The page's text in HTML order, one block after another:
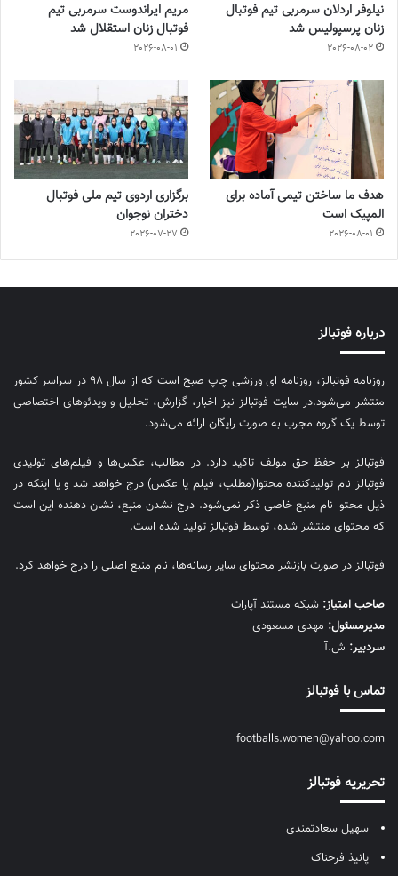
نیلوفر اردلان سرمربی تیم فوتبال
زنان پرسپولیس شد
2026-08-02
مریم ایراندوست سرمربی تیم
فوتبال زنان استقلال شد
2026-08-01
هدف ما ساختن تیمی آماده برای
المپیک است
2026-08-01
برگزاری اردوی تیم ملی فوتبال
دختران نوجوان
2026-07-27
درباره فوتبالز
روزنامه فوتبالز، روزنامه ای ورزشی چاپ صبح است که از سال ۹۸ در سراسر کشور
منتشر می‌شود.در سایت فوتبالز نیز اخبار، گزارش، تحلیل و ویدئوهای اختصاصی
توسط یک گروه مجرب به صورت رایگان ارائه می‌شود.
فوتبالز بر حفظ حق مولف تاکید دارد. در مطالب، عکس‌ها و فیلم‌های تولیدی
فوتبالز نام تولیدکننده محتوا(مطلب، فیلم یا عکس) درج خواهد شد و یا اینکه در
ذیل محتوا نام منبع خاصی ذکر نمی‌‎شود. درج نشدن منبع، نشان دهنده این است
که محتوای منتشر شده، توسط فوتبالز تولید شده است.
فوتبالز در صورت بازنشر محتوای سایر رسانه‌ها، نام منبع اصلی را درج خواهد کرد.
صاحب امتیاز: شبکه مستند آپارات
مديرمسئول: مهدی مسعودی
سردبیر: ش.آ
تماس با فوتبالز
footballs.women@yahoo.com
تحریریه فوتبالز
سهیل سعادتمندی
پانیذ فرحناک